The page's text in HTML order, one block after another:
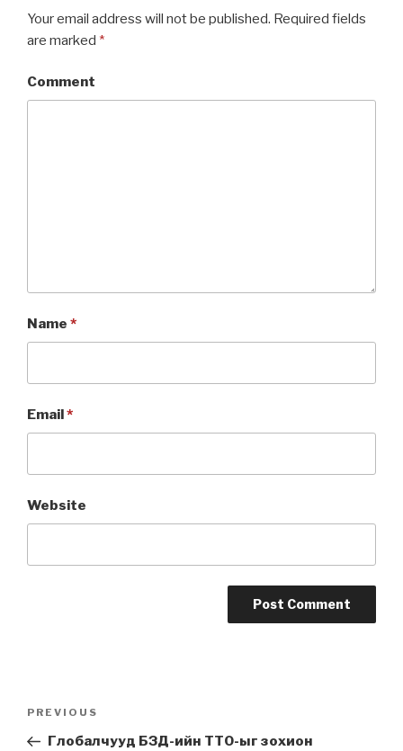
Your email address will not be published. Required fields
are marked *
Comment
Name *
Email*
Website
Post
Previous
Post
PREVIOUS
Глобалчууд БЗД-ийн ТТО-ыг зохион